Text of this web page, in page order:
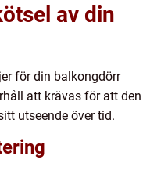
av din
för din balkongdörr
att krävas för att den
utseende över tid.